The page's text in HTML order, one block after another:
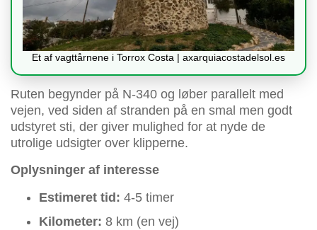
Et af vagttårnene i Torrox Costa | axarquiacostadelsol.es
Ruten begynder på N-340 og løber parallelt med
vejen, ved siden af stranden på en smal men godt
udstyret sti, der giver mulighed for at nyde de
utrolige udsigter over klipperne.
Oplysninger af interesse
Estimeret tid: 4-5 timer
Kilometer: 8 km (en vej)